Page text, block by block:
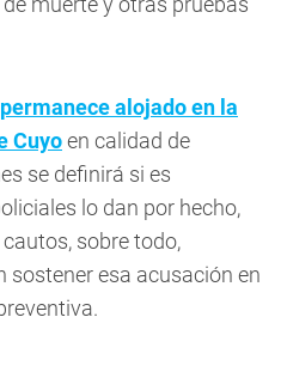
alojado en la
Cuyoen calidad de
se definirá si es
lo dan por hecho,
sobre todo,
sostener esa acusación en